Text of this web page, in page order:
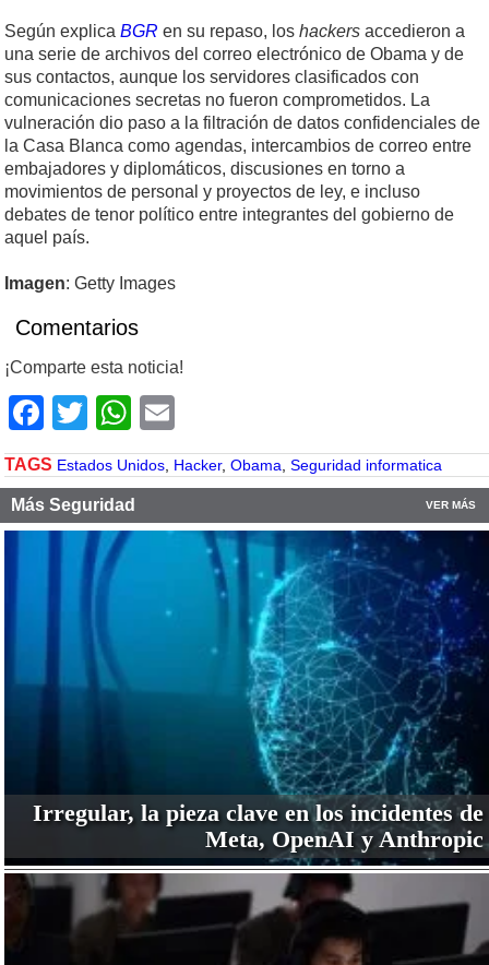
Según explica BGR en su repaso, los hackers accedieron a
una serie de archivos del correo electrónico de Obama y de
sus contactos, aunque los servidores clasificados con
comunicaciones secretas no fueron comprometidos. La
vulneración dio paso a la filtración de datos confidenciales de
la Casa Blanca como agendas, intercambios de correo entre
embajadores y diplomáticos, discusiones en torno a
movimientos de personal y proyectos de ley, e incluso
debates de tenor político entre integrantes del gobierno de
aquel país.
Imagen: Getty Images
Comentarios
¡Comparte esta noticia!
Facebook
TwitterWhatsApp
TAGS Estados Unidos, Hacker, Obama, Seguridad informatica
Más Seguridad VER MÁS
Irregular, la pieza clave en los incidentes de
Meta, OpenAI y Anthropic